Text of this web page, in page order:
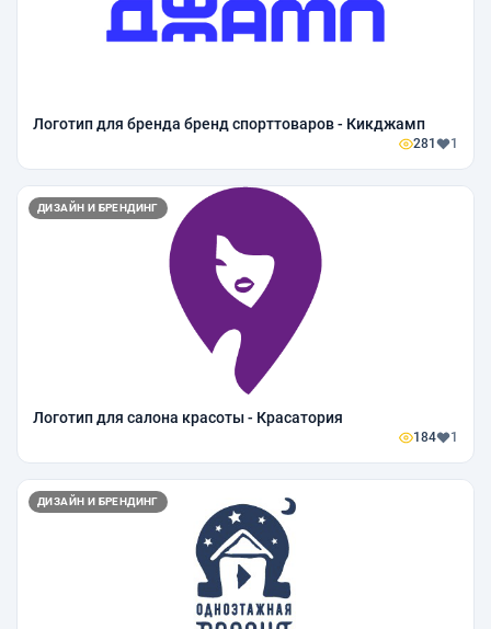
Логотип для бренда бренд спорттоваров - Кикджамп
281 1
ДИЗАЙН И БРЕНДИНГ
Логотип для салона красоты - Красатория
184 1
ДИЗАЙН И БРЕНДИНГ